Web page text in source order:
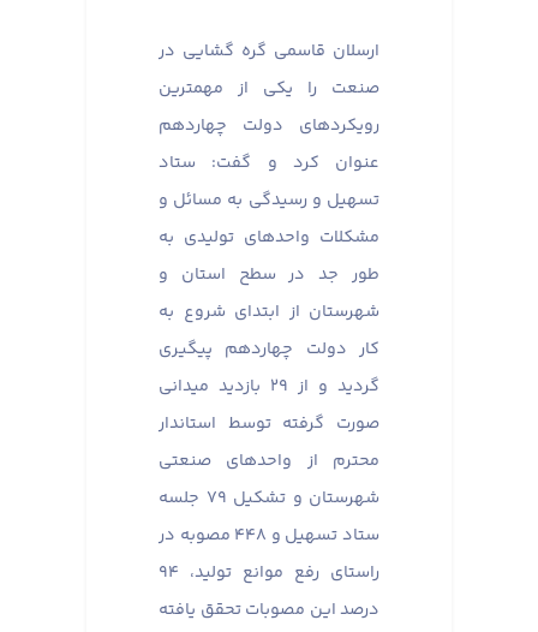
ارسلان قاسمی گره گشایی در
صنعت را یکی از مهمترین
رویکردهای دولت چهاردهم
عنوان کرد و گفت: ستاد
تسهیل و رسیدگی به مسائل و
مشکلات واحدهای تولیدی به
طور جد در سطح استان و
شهرستان از ابتدای شروع به
کار دولت چهاردهم پیگیری
گردید و از ۲۹ بازدید میدانی
صورت گرفته توسط استاندار
محترم از واحدهای صنعتی
شهرستان و تشکیل ۷۹ جلسه
ستاد تسهیل و ۴۴۸ مصوبه در
راستای رفع موانع تولید، ۹۴
درصد این مصوبات تحقق یافته